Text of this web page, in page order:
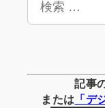
記事
または 「デ